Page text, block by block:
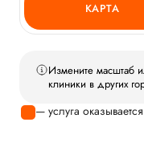
КАРТА
Измените масштаб
клиники в других
— услуга